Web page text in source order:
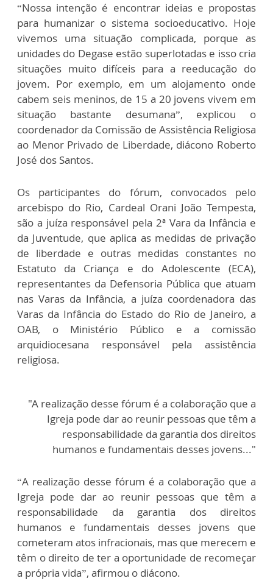
“Nossa intenção é encontrar ideias e propostas
para humanizar o sistema socioeducativo. Hoje
vivemos uma situação complicada, porque as
unidades do Degase estão superlotadas e isso cria
situações muito difíceis para a reeducação do
jovem. Por exemplo, em um alojamento onde
cabem seis meninos, de 15 a 20 jovens vivem em
situação bastante desumana”, explicou o
coordenador da Comissão de Assistência Religiosa
ao Menor Privado de Liberdade, diácono Roberto
José dos Santos.
Os participantes do fórum, convocados pelo
arcebispo do Rio, Cardeal Orani João Tempesta,
são a juíza responsável pela 2ª Vara da Infância e
da Juventude, que aplica as medidas de privação
de liberdade e outras medidas constantes no
Estatuto da Criança e do Adolescente (ECA),
representantes da Defensoria Pública que atuam
nas Varas da Infância, a juíza coordenadora das
Varas da Infância do Estado do Rio de Janeiro, a
OAB, o Ministério Público e a comissão
arquidiocesana responsável pela assistência
religiosa.
"A realização desse fórum é a colaboração que a
Igreja pode dar ao reunir pessoas que têm a
responsabilidade da garantia dos direitos
humanos e fundamentais desses jovens..."
“A realização desse fórum é a colaboração que a
Igreja pode dar ao reunir pessoas que têm a
responsabilidade da garantia dos direitos
humanos e fundamentais desses jovens que
cometeram atos infracionais, mas que merecem e
têm o direito de ter a oportunidade de recomeçar
a própria vida”, afirmou o diácono.